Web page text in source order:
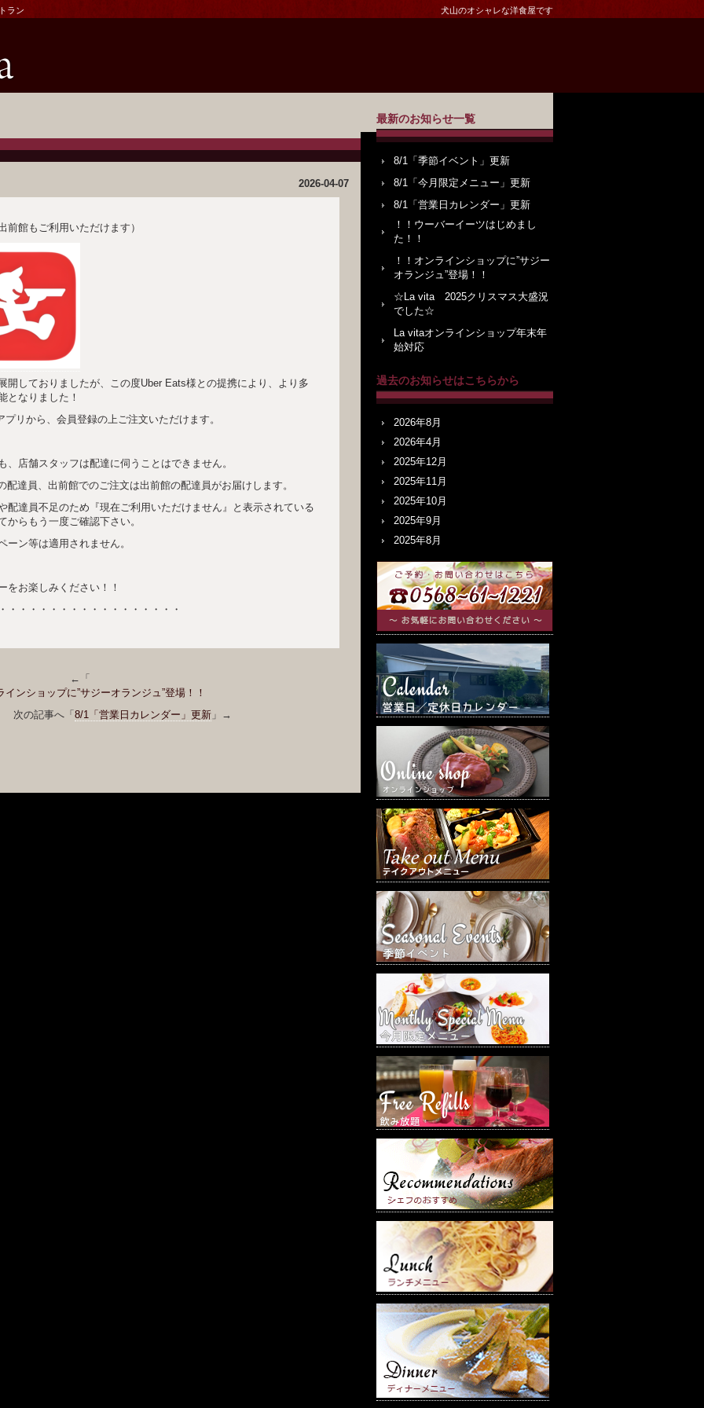
ラン 犬山のオシャレな洋食屋です
2026-04-07
前館もご利用いただけます）
開しておりましたが、この度Uber Eats様との提携により、より多
となりました！
リから、会員登録の上ご注文いただけます。
、店舗スタッフは配達に伺うことはできません。
達員、出前館でのご注文は出前館の配達員がお届けします。
配達員不足のため『現在ご利用いただけません』と表示されている
らもう一度ご確認下さい。
ーン等は適用されません。
をお楽しみください！！
・・・・・・・・・・・・・・・・・
←「
インショップに”サジーオランジュ”登場！！
の記事へ「 8/1「営業日カレンダー」更新」→
最新のお知らせ一覧
8/1「季節イベント」更新
8/1「今月限定メニュー」更新
8/1「営業日カレンダー」更新
！！ウーバーイーツはじめまし
た！！
！！オンラインショップに”サジー
オランジュ”登場！！
☆La vita 2025クリスマス大盛況
でした☆
La vitaオンラインショップ年末年
始対応
過去のお知らせはこちらから
2026年8月
2026年4月
2025年12月
2025年11月
2025年10月
2025年9月
2025年8月